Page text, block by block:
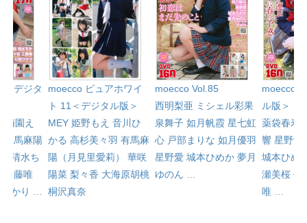
＜デジタ
梅園え
有馬麻陽
清水ち
工藤唯
かり
moecco ピュアホワイ
ト 11＜デジタル版＞
MEY 姫野もえ 音川ひ
かる 高杉美々羽 有馬麻
陽（月見里愛莉）
華咲
陽菜 梨々香 大海原胡桃
桐沢真奈
moecco Vol.85
西明梨亜 ミシェル彩果
泉舞子 如月帆霞 星七虹
心 戸部まりな 如月優羽
星野愛 城本ひめか 夢月
ゆのん
moecco
ル版＞
薬袋春寿
響 星野愛
城本ひめ
瀬美桜 佐
唯